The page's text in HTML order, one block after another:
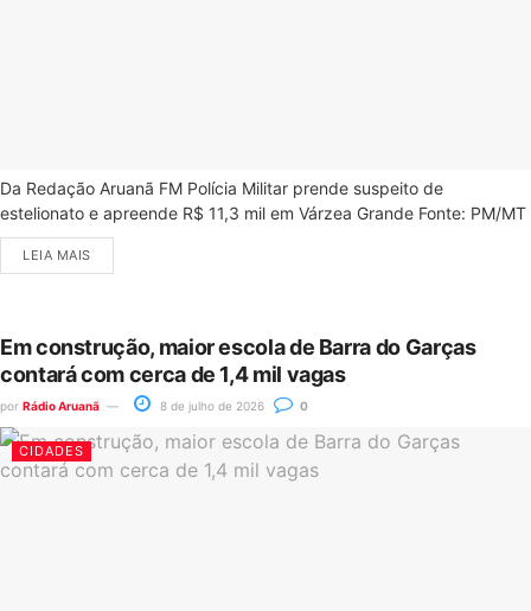
Da Redação Aruanã FM Polícia Militar prende suspeito de
estelionato e apreende R$ 11,3 mil em Várzea Grande Fonte: PM/MT
LEIA MAIS
Em construção, maior escola de Barra do Garças
contará com cerca de 1,4 mil vagas
por Rádio Aruanã 8 de julho de 2026 0
CIDADES